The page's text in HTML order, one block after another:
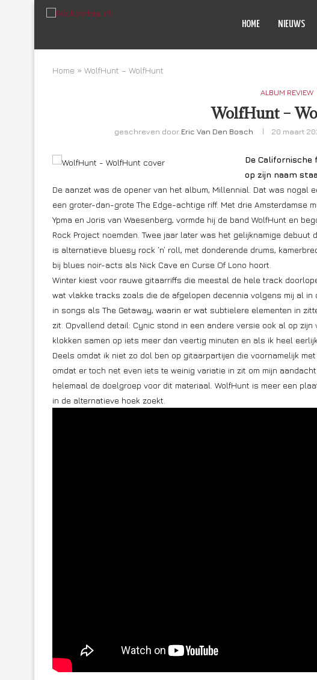
HOME NIEUWS
Home » WolfHunt – WolfHunt
ALBUM REVIEW
WolfHunt –
geschreven door Eric Van Den Bosch 20 maart
De
op zijn naam
De aanzet was de opener van het album, Millennial. Dat was nogal
een groter-dan-grote The Edge-achtige riff. Met drie Amsterdamse
Ypma en Joris van Waesenberg, vormde hij de band WolfHunt en
Rock Project noemden. Twee jaar later was het gelijknamige
is alternatieve bluesy rock ‘n’ roll, met donderende drums,
bij blues noir-acts als Nick Cave en Curse Of Lono hoort.
Winter kiest voor rauwe gitaarriffs die meestal de hele track
wat vlakke tracks zoals die de afgelopen decennia volgens mij al in
in songs als The Getaway, waarin er wat subtielere elementen in
zit. Opvallend detail: Cynic stond in een andere versie ook al op
klokken samen op iets meer dan veertig minuten en als ik heel
Deels omdat ik niet zo dol ben op gitaarpartijen die voornamelijk
omdat er toch net even iets te weinig variatie in zit om mijn
helemaal de doelgroep voor dit materiaal. WolfHunt is meer een
in de alternatieve hoek zoekt.